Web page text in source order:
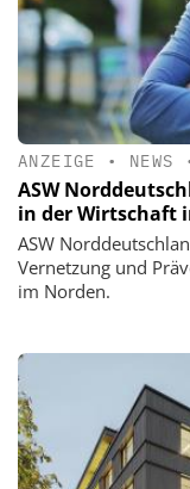
ANZEIGE • NEWS
ASW
in der Wirtschaft
ASW
Vernetzung und
im Norden.